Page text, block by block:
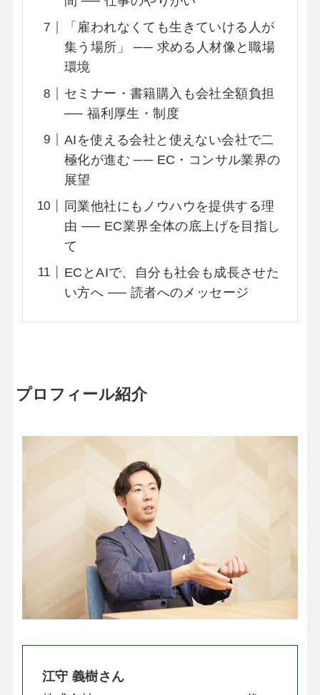
「雇われなくても生きていける人が
集う場所」 ── 求める人材像と職場
環境
セミナー・書籍購入も会社全額負担
── 福利厚生・制度
AIを使える会社と使えない会社で二
極化が進む ── EC・コンサル業界の
展望
同業他社にもノウハウを提供する理
由 ── EC業界全体の底上げを目指し
て
ECとAIで、自分も社会も成長させた
い方へ ── 読者へのメッセージ
プロフィール紹介
江守 義樹さん